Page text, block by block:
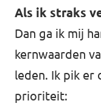
Als ik straks
Dan ga ik mij
kernwaarden
leden. Ik pik er
prioriteit: